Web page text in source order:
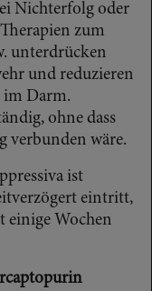
Nichterfolg oder
zum
unterdrücken
und reduzieren
im Darm.
ohne dass
verbunden wäre.
ist
eintritt,
einige Wochen